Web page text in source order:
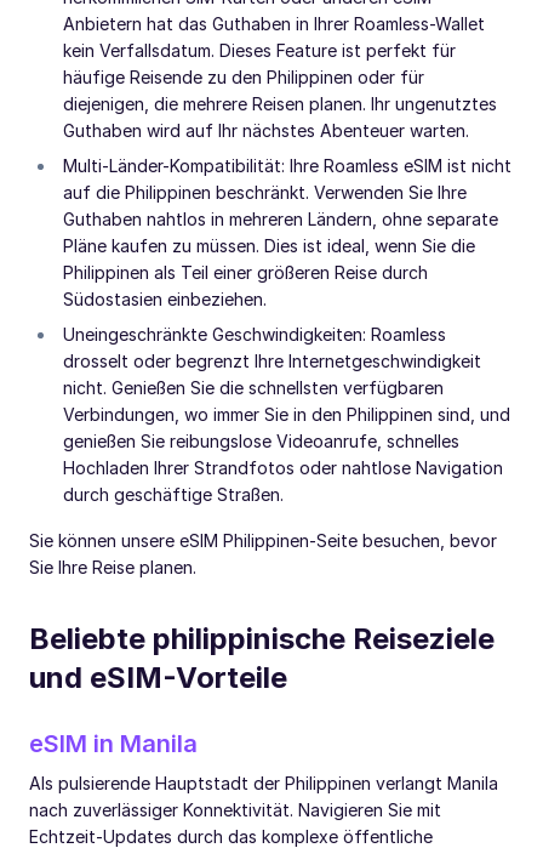
Anbietern hat das Guthaben in Ihrer Roamless-Wallet
kein Verfallsdatum. Dieses Feature ist perfekt für
häufige Reisende zu den Philippinen oder für
diejenigen, die mehrere Reisen planen. Ihr ungenutztes
Guthaben wird auf Ihr nächstes Abenteuer warten.
Multi-Länder-Kompatibilität: Ihre Roamless eSIM ist nicht
auf die Philippinen beschränkt. Verwenden Sie Ihre
Guthaben nahtlos in mehreren Ländern, ohne separate
Pläne kaufen zu müssen. Dies ist ideal, wenn Sie die
Philippinen als Teil einer größeren Reise durch
Südostasien einbeziehen.
Uneingeschränkte Geschwindigkeiten: Roamless
drosselt oder begrenzt Ihre Internetgeschwindigkeit
nicht. Genießen Sie die schnellsten verfügbaren
Verbindungen, wo immer Sie in den Philippinen sind, und
genießen Sie reibungslose Videoanrufe, schnelles
Hochladen Ihrer Strandfotos oder nahtlose Navigation
durch geschäftige Straßen.
Sie können unsere eSIM Philippinen-Seite besuchen, bevor
Sie Ihre Reise planen.
Beliebte philippinische Reiseziele
und eSIM-Vorteile
eSIM in Manila
Als pulsierende Hauptstadt der Philippinen verlangt Manila
nach zuverlässiger Konnektivität. Navigieren Sie mit
Echtzeit-Updates durch das komplexe öffentliche